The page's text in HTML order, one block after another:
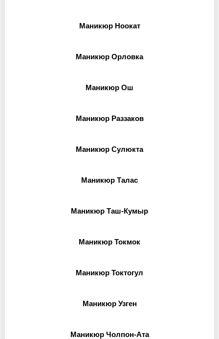
Маникюр Ноокат
Маникюр Орловка
Маникюр Ош
Маникюр Раззаков
Маникюр Сулюкта
Маникюр Талас
Маникюр Таш-Кумыр
Маникюр Токмок
Маникюр Токтогул
Маникюр Узген
Маникюр Чолпон-Ата